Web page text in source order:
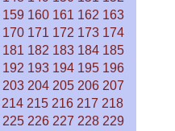
159 160 161 162 163
170 171 172 173 174
181 182 183 184 185
192 193 194 195 196
203 204 205 206 207
214 215 216 217 218
225 226 227 228 229